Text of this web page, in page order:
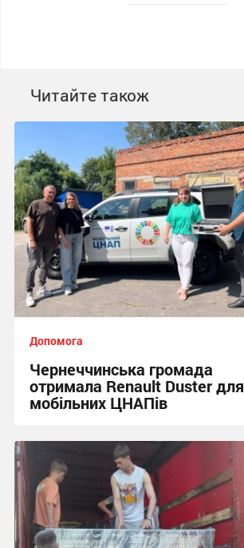
Читайте також
Допомога
Чернеччинська громада
отримала Renault Duster для
мобільних ЦНАПів
16:29, 7.08.2026